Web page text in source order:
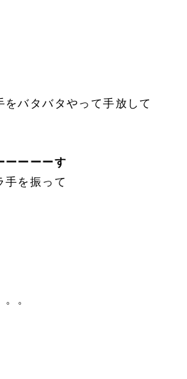
をバタバタやって手放して
ーーーーす
手を振って
。